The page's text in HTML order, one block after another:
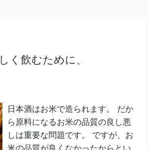
く飲むために、
日本酒はお米で造られます。 だか
ら原料になるお米の品質の良し悪
しは重要な問題です。 ですが、お